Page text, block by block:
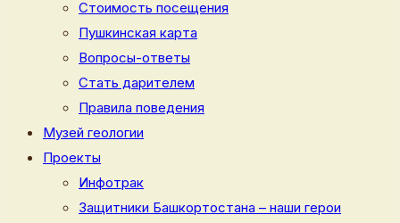
Стоимость посещения
Пушкинская карта
Вопросы-ответы
Стать дарителем
Правила поведения
Музей геологии
Проекты
Инфотрак
Защитники Башкортостана – наши герои